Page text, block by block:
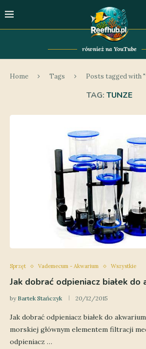
również na YouTube
Home Tags Posts tagged with
TAG: TUNZE
Sprzęt Vademecum - Akwarium Wszystkie
Jak dobrać odpieniacz białek do
by Bartek Stańczyk 20/12/2015
Jak dobrać odpieniacz białek do
morskiej głównym elementem filtracji
odpieniacz …